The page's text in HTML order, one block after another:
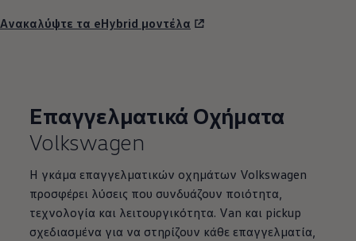
Ανακαλύψτε τα eHybrid μοντέλα
Επαγγελματικά Οχήματα
Volkswagen
Η γκάμα επαγγελματικών οχημάτων Volkswagen
προσφέρει λύσεις που συνδυάζουν ποιότητα,
τεχνολογία και λειτουργικότητα. Van και pickup
σχεδιασμένα για να στηρίζουν κάθε επαγγελματία,